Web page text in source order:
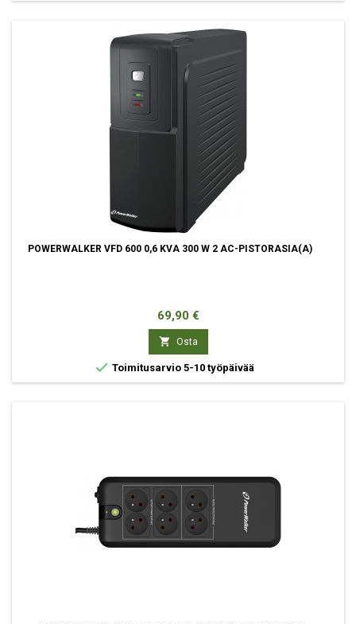
POWERWALKER VFD 600 0,6 KVA 300 W 2 AC-PISTORASIA(A)
Hinta
69,90 €
 Osta
 Toimitusarvio 5-10 työpäivää